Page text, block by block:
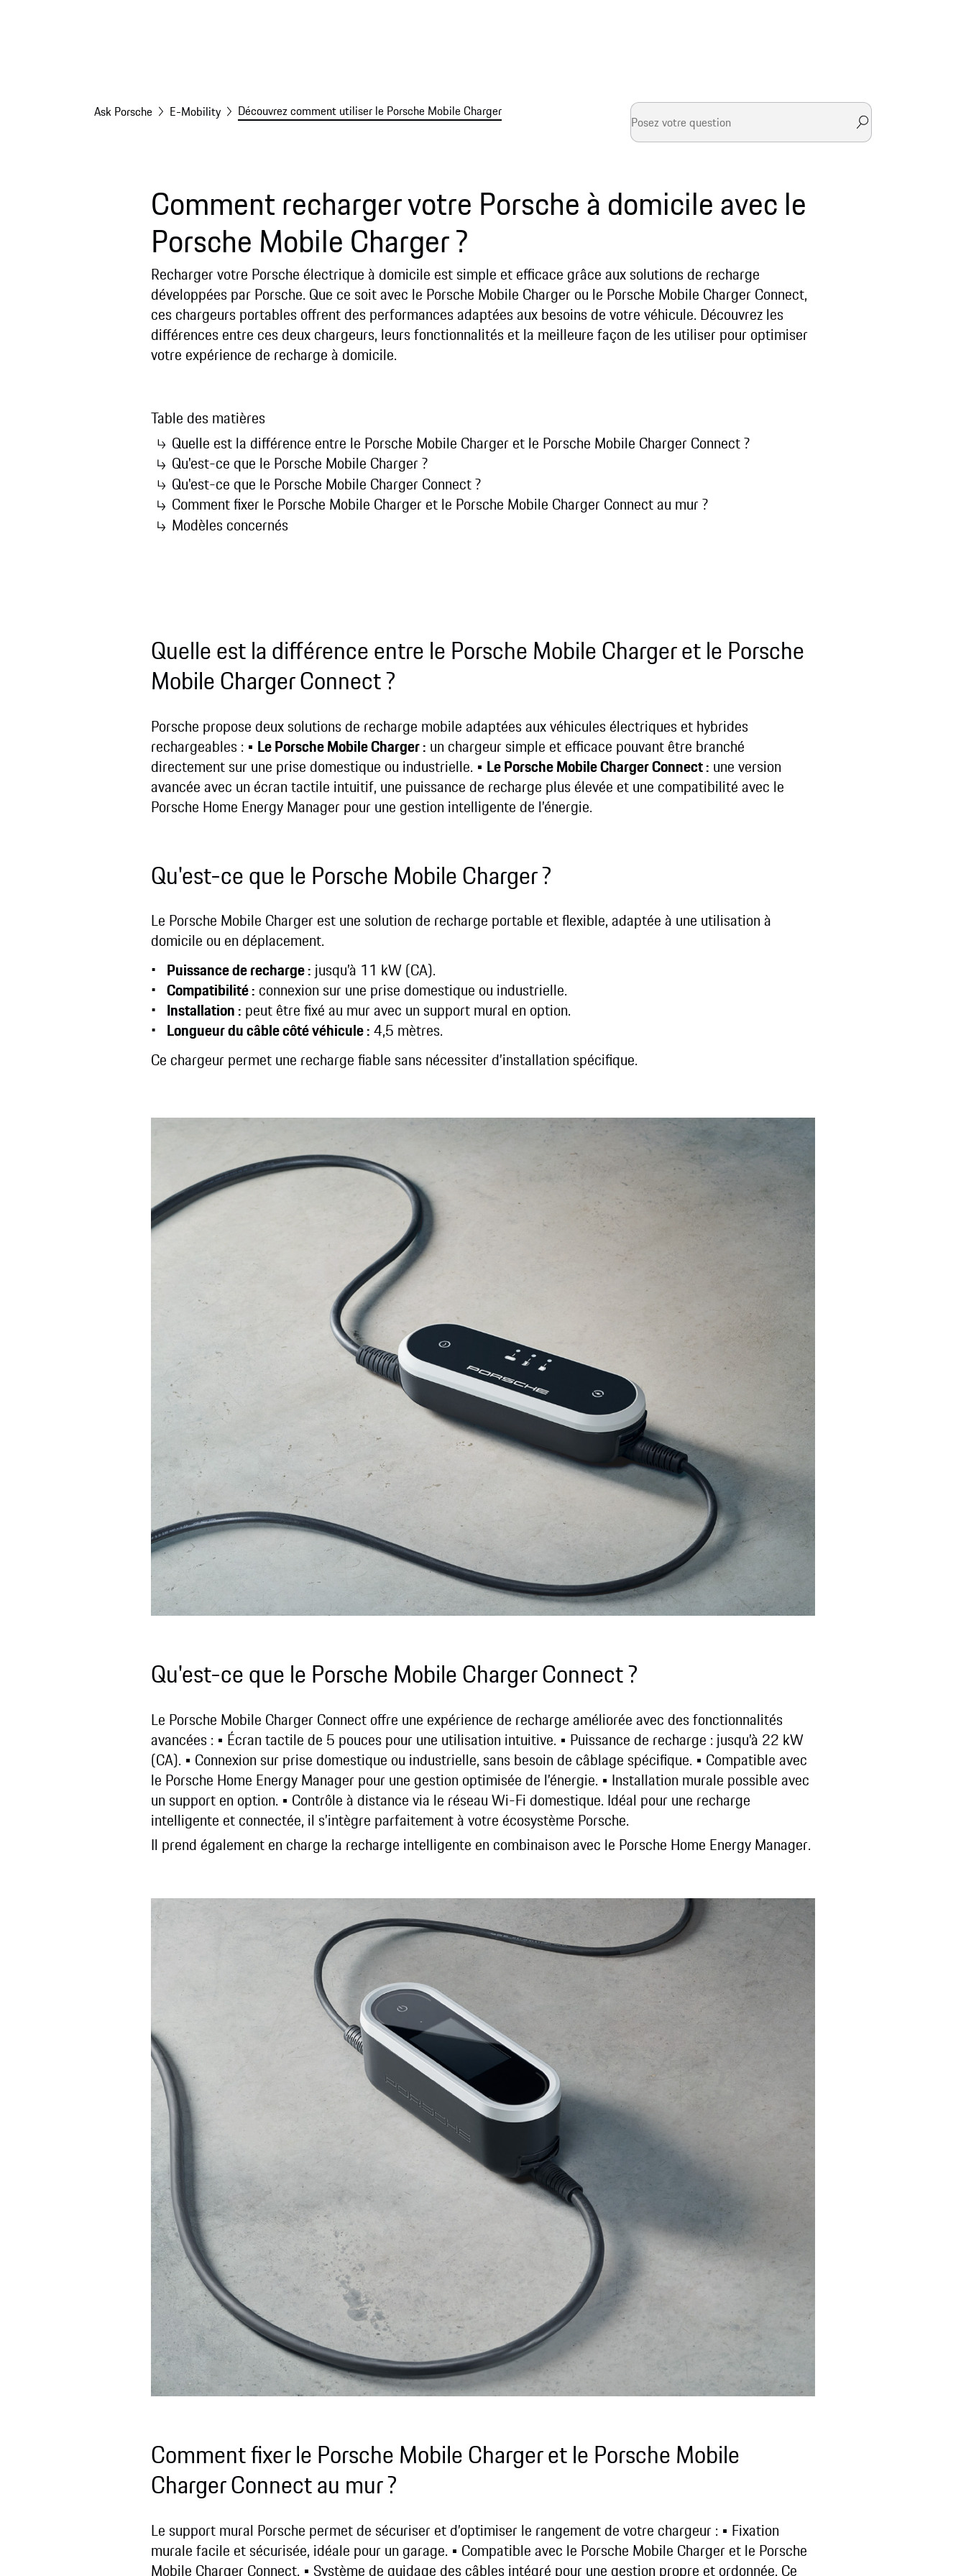
Ask Porsche E-Mobility Découvrez comment utiliser le Porsche Mobile Charger
Comment recharger votre Porsche à domicile avec le
Porsche Mobile Charger ?
Recharger votre Porsche électrique à domicile est simple et efficace grâce aux solutions de recharge
développées par Porsche. Que ce soit avec le Porsche Mobile Charger ou le Porsche Mobile Charger Connect,
ces chargeurs portables offrent des performances adaptées aux besoins de votre véhicule. Découvrez les
différences entre ces deux chargeurs, leurs fonctionnalités et la meilleure façon de les utiliser pour optimiser
votre expérience de recharge à domicile.
Table des matières
Quelle est la différence entre le Porsche Mobile Charger et le Porsche Mobile Charger Connect ?
Qu'est-ce que le Porsche Mobile Charger ?
Qu'est-ce que le Porsche Mobile Charger Connect ?
Comment fixer le Porsche Mobile Charger et le Porsche Mobile Charger Connect au mur ?
Modèles concernés
Quelle est la différence entre le Porsche Mobile Charger et le Porsche
Mobile Charger Connect ?
Porsche propose deux solutions de recharge mobile adaptées aux véhicules électriques et hybrides
rechargeables : • Le Porsche Mobile Charger : un chargeur simple et efficace pouvant être branché
directement sur une prise domestique ou industrielle. • Le Porsche Mobile Charger Connect : une version
avancée avec un écran tactile intuitif, une puissance de recharge plus élevée et une compatibilité avec le
Porsche Home Energy Manager pour une gestion intelligente de l’énergie.
Qu'est-ce que le Porsche Mobile Charger ?
Le Porsche Mobile Charger est une solution de recharge portable et flexible, adaptée à une utilisation à
domicile ou en déplacement.
Puissance de recharge : jusqu’à 11 kW (CA).
Compatibilité : connexion sur une prise domestique ou industrielle.
Installation : peut être fixé au mur avec un support mural en option.
Longueur du câble côté véhicule :4,5 mètres.
Ce chargeur permet une recharge fiable sans nécessiter d’installation spécifique.
Qu'est-ce que le Porsche Mobile Charger Connect ?
Le Porsche Mobile Charger Connect offre une expérience de recharge améliorée avec des fonctionnalités
avancées : • Écran tactile de 5 pouces pour une utilisation intuitive. • Puissance de recharge : jusqu’à 22 kW
(CA). • Connexion sur prise domestique ou industrielle, sans besoin de câblage spécifique. • Compatible avec
le Porsche Home Energy Manager pour une gestion optimisée de l’énergie. • Installation murale possible avec
un support en option. • Contrôle à distance via le réseau Wi-Fi domestique. Idéal pour une recharge
intelligente et connectée, il s’intègre parfaitement à votre écosystème Porsche.
Il prend également en charge la recharge intelligente en combinaison avec le Porsche Home Energy Manager.
Comment fixer le Porsche Mobile Charger et le Porsche Mobile
Charger Connect au mur ?
Le support mural Porsche permet de sécuriser et d’optimiser le rangement de votre chargeur : • Fixation
murale facile et sécurisée, idéale pour un garage. • Compatible avec le Porsche Mobile Charger et le Porsche
Mobile Charger Connect. • Système de guidage des câbles intégré pour une gestion propre et ordonnée. Ce